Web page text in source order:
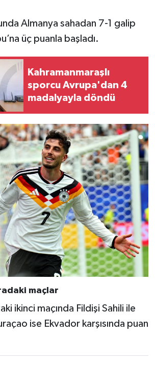
Almanya sahadan 7-1 galip
üç puanla başladı.
Kahramanmaraşlı
sporcu Avrupa'dan 4
madalyayla döndü
maçlar
ikinci maçında Fildişi Sahili ile
ise Ekvador karşısında puan